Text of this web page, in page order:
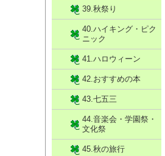
39.秋祭り
40.ハイキング・ピク
ニック
41.ハロウィーン
42.おすすめの本
43.七五三
44.音楽会・学園祭・
文化祭
45.秋の旅行